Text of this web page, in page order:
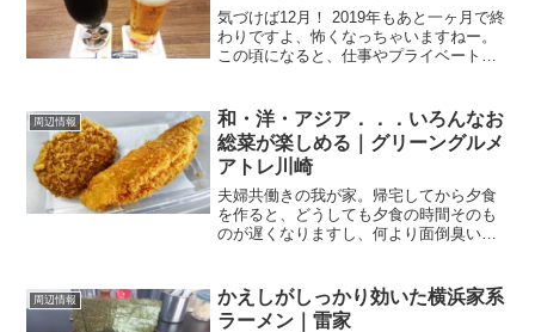
気づけば12月！ 2019年もあと一ヶ月で終
わりですよ、怖くなっちゃいますねー。
この頃になると、仕事やプライベートで
イントGet♪今年は我こそは幹事！と意気
込む方もいる...
周辺情報
和・洋・アジア．．．いろんなお
総菜が楽しめる｜グリーングルメ
アトレ川崎
夫婦共働きの我が家。帰宅してから夕食
を作ると、どうしても夕食の時間そのも
のが遅くなりますし、何より面倒臭い！
ウトのお総菜ですね。ご飯炊いて、軽く
サラダを作って、あとは購...
周辺情報
かえしがしっかり効いた横浜家系
ラーメン｜雷家